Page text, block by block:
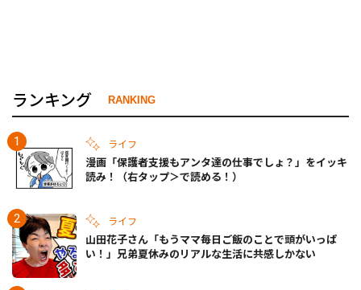
ランキング RANKING
ライフ
漫画「保護者支援もアンタ達の仕事でしょ？」をイッキ
読み！（右タップ＞で読める！）
ライフ
山田花子さん「もうママ毎日ご飯のことで頭がいっぱ
い！」兄弟夏休みのリアルな生活に共感しかない